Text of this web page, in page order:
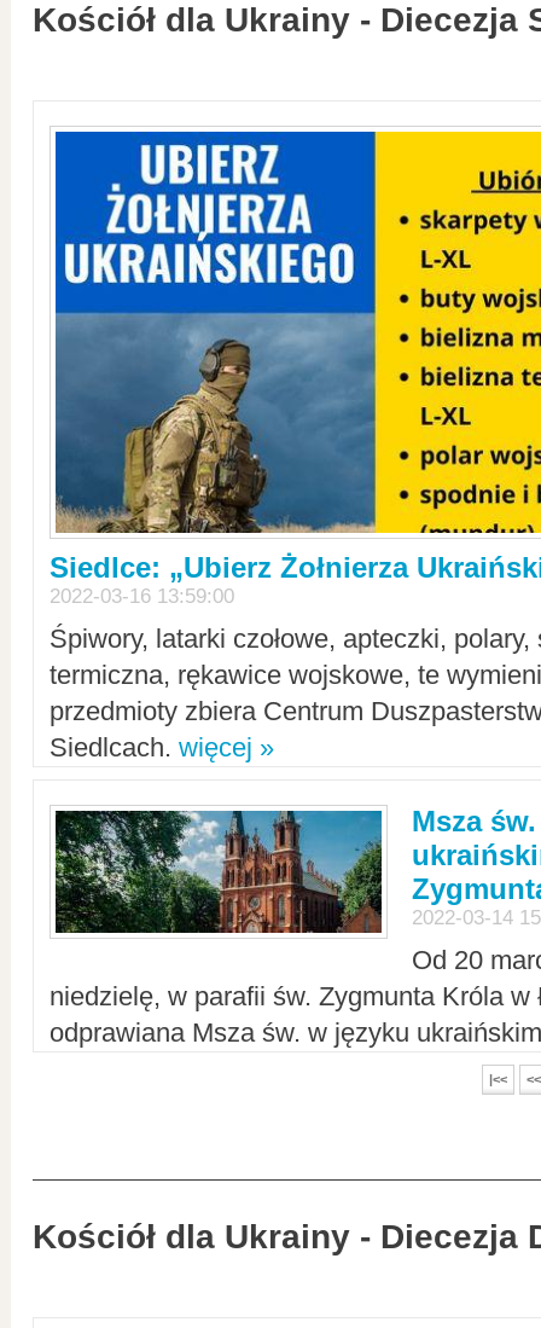
Kościół dla Ukrainy - Diecezja
Siedlce: „Ubierz Żołnierza
2022-03-16 13:59:00
Śpiwory, latarki czołowe, apteczki,
termiczna, rękawice wojskowe, te
przedmioty zbiera Centrum
Siedlcach. więcej »
Msza
2022-03-14
Od 20
niedzielę, w parafii św. Zygmunta Króla w
odprawiana Msza św. w języku
|<< <<
Kościół dla Ukrainy - Diecezja